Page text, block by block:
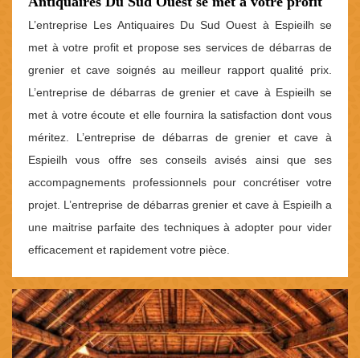
L’entreprise Les Antiquaires Du Sud Ouest à Espieilh se
met à votre profit et propose ses services de débarras de
grenier et cave soignés au meilleur rapport qualité prix.
L’entreprise de débarras de grenier et cave à Espieilh se
met à votre écoute et elle fournira la satisfaction dont vous
méritez. L’entreprise de débarras de grenier et cave à
Espieilh vous offre ses conseils avisés ainsi que ses
accompagnements professionnels pour concrétiser votre
projet. L’entreprise de débarras grenier et cave à Espieilh a
une maitrise parfaite des techniques à adopter pour vider
efficacement et rapidement votre pièce.